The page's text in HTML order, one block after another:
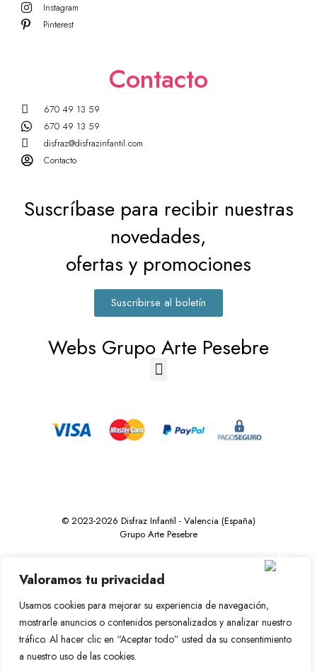
Valoramos tu privacidad
Usamos cookies para mejorar su experiencia de navegación,
mostrarle anuncios o contenidos personalizados y analizar nuestro
tráfico. Al hacer clic en “Aceptar todo” usted da su consentimiento
a nuestro uso de las cookies.
Instagram
Pinterest
Contacto
670 49 13 59
670 49 13 59
disfraz@disfrazinfantil.com
Contacto
Suscríbase para recibir nuestras
novedades,
ofertas y promociones
Suscribirse al boletín
Webs Grupo Arte Pesebre
© 2023-2026 Disfraz Infantil - Valencia (España)
Grupo Arte Pesebre